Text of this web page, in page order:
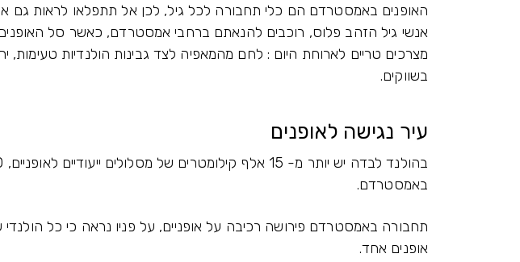
האופנים באמסטרדם הם כלי תחבורה לכל גיל, לכן אל תתפלאו לראות גם
אנשי גיל הזהב פלוס, רוכבים להנאתם ברחבי אמסטרדם, כאשר סל
מצרכים טריים לארוחת היום : לחם מהמאפיה לצד גבינות הולנדיות טעימות,
בשווקים.
עיר נגישה לאופנים
באמסטרדם.
תחבורה באמסטרדם פירושה רכיבה על אופניים, על פניו נראה כי כל הולנדי
אופנים אחד.